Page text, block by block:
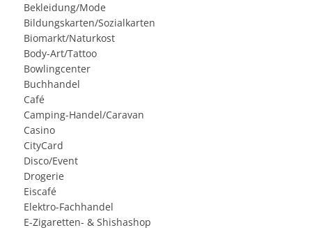
Bekleidung/Mode
Bildungskarten/Sozialkarten
Biomarkt/Naturkost
Body-Art/Tattoo
Bowlingcenter
Buchhandel
Café
Camping-Handel/Caravan
Casino
CityCard
Disco/Event
Drogerie
Eiscafé
Elektro-Fachhandel
E-Zigaretten- & Shishashop